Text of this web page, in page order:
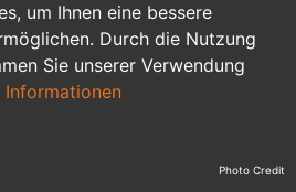
um Ihnen eine bessere
Durch die Nutzung
Sie unserer Verwendung
Informationen
Assistenz, Sekretariat
und Nebenjobs
duale Ausbildung Photo Credit